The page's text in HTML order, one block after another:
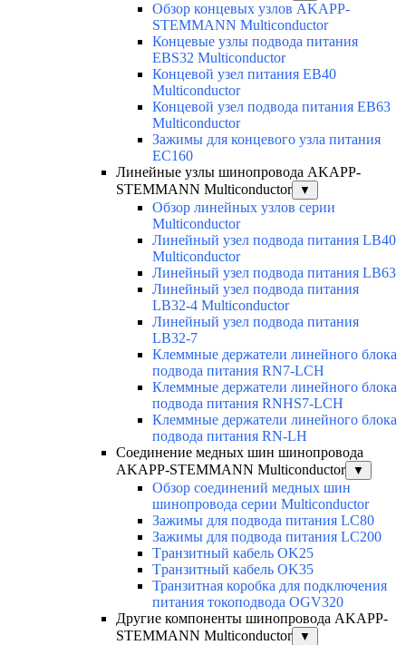
Обзор концевых узлов AKAPP-
STEMMANN Multiconductor
Концевые узлы подвода питания
EBS32 Multiconductor
Концевой узел питания EB40
Multiconductor
Концевой узел подвода питания EB63
Multiconductor
Зажимы для концевого узла питания
EC160
Линейные узлы шинопровода AKAPP-
STEMMANN Multiconductor
▼
Обзор линейных узлов серии
Multiconductor
Линейный узел подвода питания LB40
Multiconductor
Линейный узел подвода питания LB63
Линейный узел подвода питания
LB32-4 Multiconductor
Линейный узел подвода питания
LB32-7
Клеммные держатели линейного блока
подвода питания RN7-LCH
Клеммные держатели линейного блока
подвода питания RNHS7-LCH
Клеммные держатели линейного блока
подвода питания RN-LH
Соединение медных шин шинопровода
AKAPP-STEMMANN Multiconductor
▼
Обзор соединений медных шин
шинопровода серии Multiconductor
Зажимы для подвода питания LC80
Зажимы для подвода питания LC200
Tранзитный кабель OK25
Tранзитный кабель OK35
Транзитная коробка для подключения
питания токоподвода OGV320
Другие компоненты шинопровода AKAPP-
STEMMANN Multiconductor
▼